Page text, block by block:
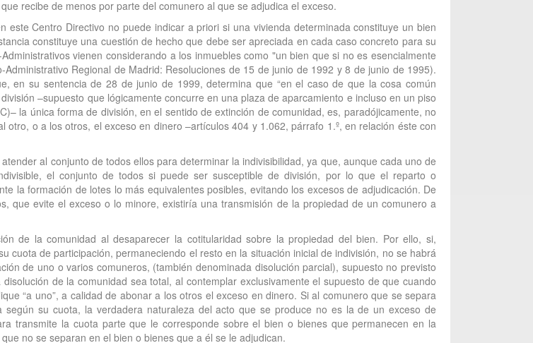
recibe de menos por parte del comunero al que se adjudica el exceso.
Centro Directivo no puede indicar a priori si una vivienda determinada constituye un bien
constituye una cuestión de hecho que debe ser apreciada en cada caso concreto para su
vienen considerando a los inmuebles como "un bien que si no es esencialmente
Regional de Madrid: Resoluciones de 15 de junio de 1992 y 8 de junio de 1995).
en su sentencia de 28 de junio de 1999, determina que “en el caso de que la cosa común
–supuesto que lógicamente concurre en una plaza de aparcamiento e incluso en un piso
la única forma de división, en el sentido de extinción de comunidad, es, paradójicamente, no
o a los otros, el exceso en dinero –artículos 404 y 1.062, párrafo 1.º, en relación éste con
al conjunto de todos ellos para determinar la indivisibilidad, ya que, aunque cada uno de
el conjunto de todos si puede ser susceptible de división, por lo que el reparto o
la formación de lotes lo más equivalentes posibles, evitando los excesos de adjudicación. De
que evite el exceso o lo minore, existiría una transmisión de la propiedad de un comunero a
de la comunidad al desaparecer la cotitularidad sobre la propiedad del bien. Por ello, si,
cuota de participación, permaneciendo el resto en la situación inicial de indivisión, no se habrá
de uno o varios comuneros, (también denominada disolución parcial), supuesto no previsto
de la comunidad sea total, al contemplar exclusivamente el supuesto de que cuando
“a uno”, a calidad de abonar a los otros el exceso en dinero. Si al comunero que se separa
su cuota, la verdadera naturaleza del acto que se produce no es la de un exceso de
transmite la cuota parte que le corresponde sobre el bien o bienes que permanecen en la
no se separan en el bien o bienes que a él se le adjudican.